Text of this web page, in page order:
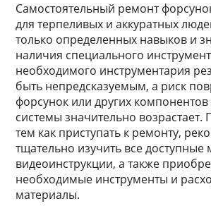
Самостоятельный ремонт
для терпеливых и аккуратных
только определенных навыков и
наличия специального
необходимого инструментария
быть непредсказуемым, а риск
форсунок или других
системы значительно возрастает.
тем как приступать к ремонту,
тщательно изучить все доступные
видеоинструкции, а также
необходимые инструменты и
материалы.